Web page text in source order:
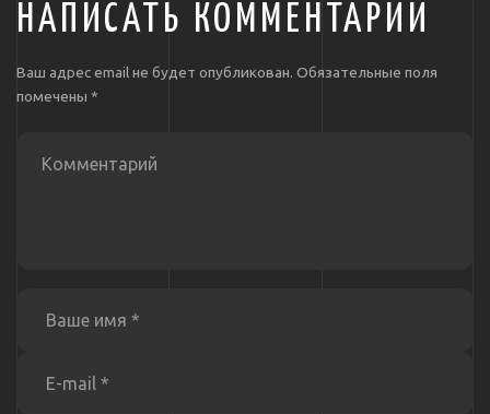
НАПИСАТЬ КОММЕНТАРИЙ
Ваш адрес email не будет опубликован. Обязательные поля
помечены *